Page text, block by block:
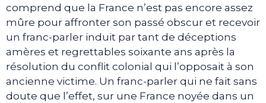
comprend que la France n’est pas encore assez
mûre pour affronter son passé obscur et recevoir
un franc-parler induit par tant de déceptions
amères et regrettables soixante ans après la
résolution du conflit colonial qui l’opposait à son
ancienne victime. Un franc-parler qui ne fait sans
doute que l’effet, sur une France noyée dans un